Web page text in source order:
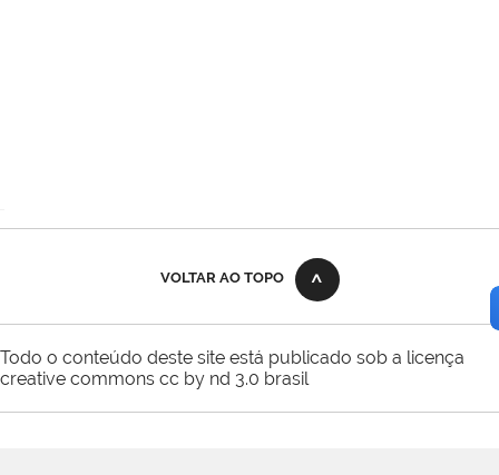
VOLTAR AO TOPO
Todo o conteúdo deste site está publicado sob a licença
creative commons cc by nd 3.0 brasil